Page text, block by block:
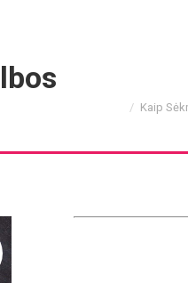
Kaip